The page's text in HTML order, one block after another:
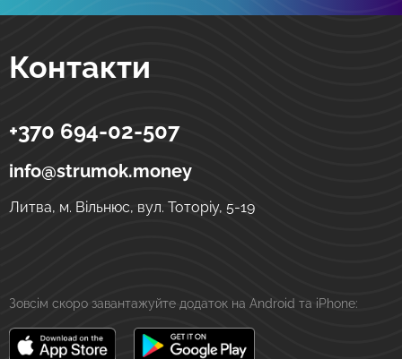
Контакти
Strumok
Грошові перекази в Україну
вул. Тоторіу, 5-19
+370 694-02-507
info@strumok.money
Литва, м. Вільнюс, вул. Тоторіу, 5-19
Зовсім скоро завантажуйте додаток на Android та iPhone: